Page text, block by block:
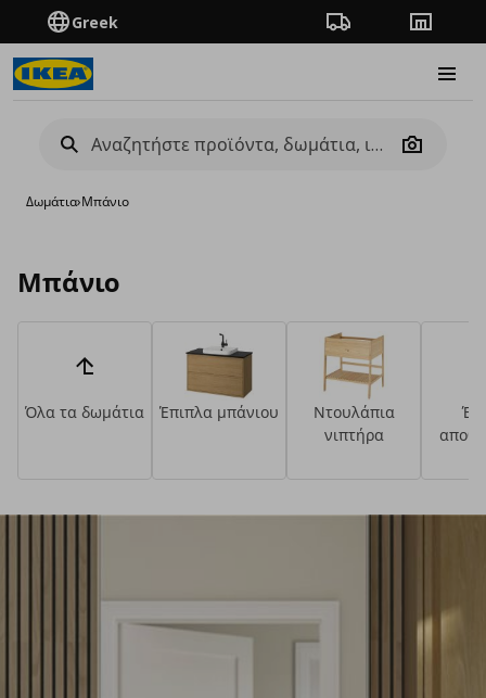
Greek Πορεία παραγγελίας
Camera
Δωμάτια›Μπάνιο
Μπάνιο
Όλα τα δωμάτια Έπιπλα μπάνιου
Ντουλάπια
νιπτήρα